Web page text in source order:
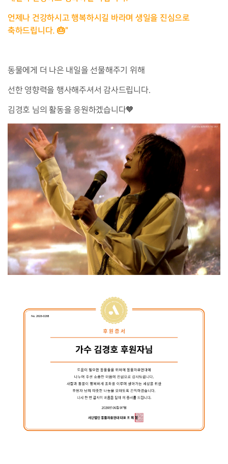
언제나 건강하시고 행복하시길 바라며 생일을 진심으로
축하드립니다. 🎂"
동물에게 더 나은 내일을 선물해주기 위해
선한 영향력을 행사해주셔서 감사드립니다.
김경호 님의 활동을 응원하겠습니다🧡